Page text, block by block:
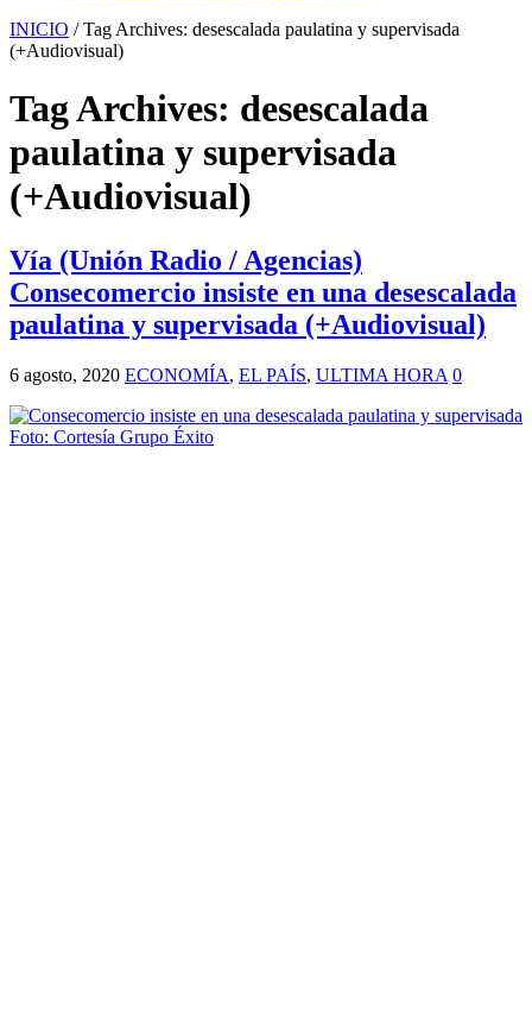
INICIO / Tag Archives: desescalada paulatina y supervisada
(+Audiovisual)
Tag Archives: desescalada
paulatina y supervisada
(+Audiovisual)
Vía (Unión Radio / Agencias)
Consecomercio insiste en una desescalada
paulatina y supervisada (+Audiovisual)
6 agosto, 2020 ECONOMÍA, EL PAÍS, ULTIMA HORA 0